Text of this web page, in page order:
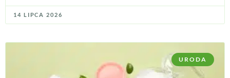
14 LIPCA 2026
URODA